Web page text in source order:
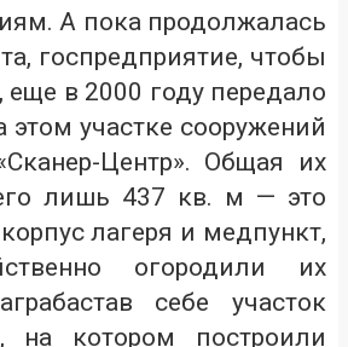
А пока продолжалась
госпредприятие, чтобы
еще в 2000 году передало
участке сооружений
Центр». Общая их
лишь 437 кв. м — это
лагеря и медпункт,
огородили их
себе участок
котором построили